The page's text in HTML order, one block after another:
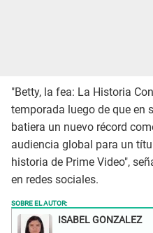
"Betty, la fea: La Historia
temporada luego de que en
batiera un nuevo récord
audiencia global para un
historia de Prime Video",
en redes sociales.
SOBRE EL AUTOR:
ISABEL GONZALEZ